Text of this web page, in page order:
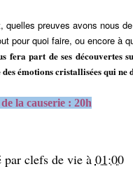
quelles preuves avons nous
pour quoi faire, ou encore à
fera part de ses découvertes
émotions cristallisées qui ne
la causerie : 20h
par clefs de vie à 01:00